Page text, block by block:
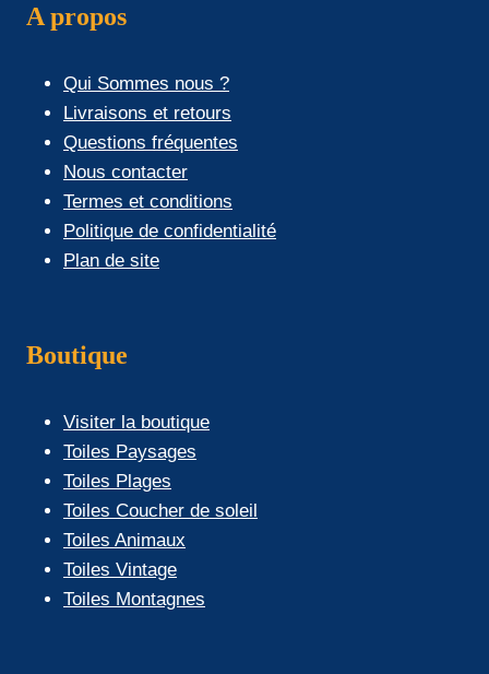
A propos
Qui Sommes nous ?
Livraisons et retours
Questions fréquentes
Nous contacter
Termes et conditions
Politique de confidentialité
Plan de site
Boutique
Visiter la boutique
Toiles Paysages
Toiles Plages
Toiles Coucher de soleil
Toiles Animaux
Toiles Vintage
Toiles Montagnes